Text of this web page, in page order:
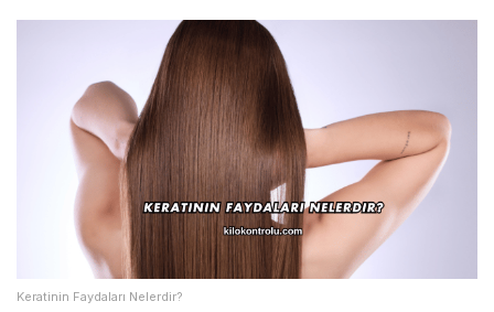
Keratinin Faydaları Nelerdir?